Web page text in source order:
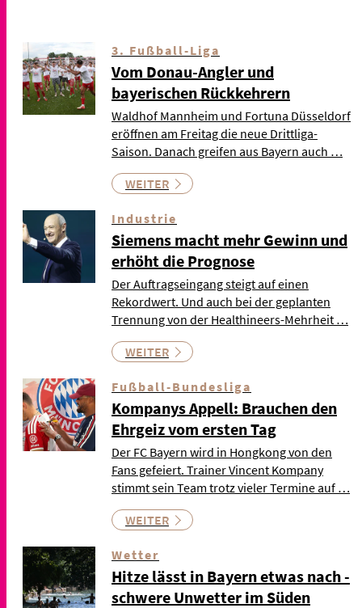
3. Fußball-Liga
Vom Donau-Angler und
bayerischen Rückkehrern
Waldhof Mannheim und Fortuna Düsseldorf
eröffnen am Freitag die neue Drittliga-
Saison. Danach greifen aus Bayern auch …
WEITER
Industrie
Siemens macht mehr Gewinn und
erhöht die Prognose
Der Auftragseingang steigt auf einen
Rekordwert. Und auch bei der geplanten
Trennung von der Healthineers-Mehrheit …
WEITER
Fußball-Bundesliga
Kompanys Appell: Brauchen den
Ehrgeiz vom ersten Tag
Der FC Bayern wird in Hongkong von den
Fans gefeiert. Trainer Vincent Kompany
stimmt sein Team trotz vieler Termine auf …
WEITER
Wetter
Hitze lässt in Bayern etwas nach -
schwere Unwetter im Süden